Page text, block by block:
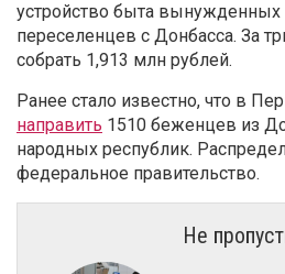
устройство быта
переселенцев с Донбасса. За
собрать 1,913 млн рублей.
Ранее стало известно, что в
направить 1510 беженцев из
народных республик.
федеральное правительство.
Не